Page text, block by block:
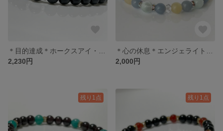
2,230円
2,000円
残り1点 残り1点